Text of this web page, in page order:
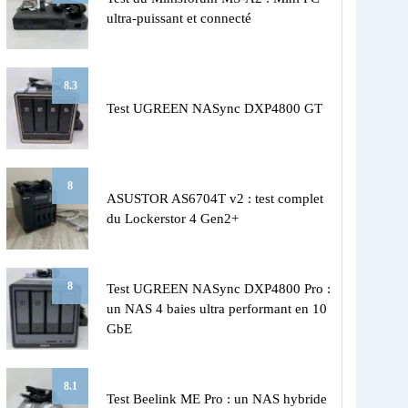
ultra-puissant et connecté
8.3
Test UGREEN NASync DXP4800 GT
8
ASUSTOR AS6704T v2 : test complet
du Lockerstor 4 Gen2+
8
Test UGREEN NASync DXP4800 Pro :
un NAS 4 baies ultra performant en 10
GbE
8.1
Test Beelink ME Pro : un NAS hybride